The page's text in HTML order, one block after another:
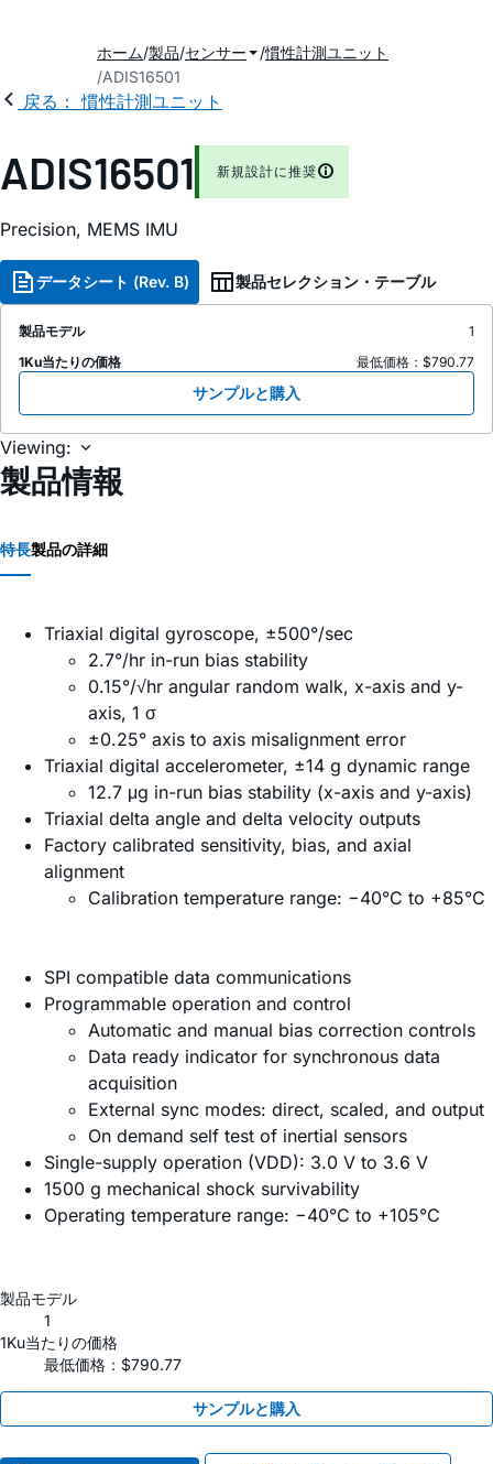
ホーム 製品 センサー
慣性計測ユニット
ADIS16501
戻る： 慣性計測ユニット
ADIS16501 新規設計に推奨
Precision, MEMS IMU
データシート (Rev. B) 製品セレクション・テーブル
製品モデル
1
1Ku当たりの価格
最低価格：$790.77
サンプルと購入
Viewing:
製品情報
特長製品の詳細
Triaxial digital gyroscope, ±500°/sec
2.7°/hr in-run bias stability
0.15°/√hr angular random walk, x-axis and y-
axis, 1 σ
±0.25° axis to axis misalignment error
Triaxial digital accelerometer, ±14 g dynamic range
12.7 μg in-run bias stability (x-axis and y-axis)
Triaxial delta angle and delta velocity outputs
Factory calibrated sensitivity, bias, and axial
alignment
Calibration temperature range: −40°C to +85°C
SPI compatible data communications
Programmable operation and control
Automatic and manual bias correction controls
Data ready indicator for synchronous data
acquisition
External sync modes: direct, scaled, and output
On demand self test of inertial sensors
Single-supply operation (VDD): 3.0 V to 3.6 V
1500 g mechanical shock survivability
Operating temperature range: −40°C to +105°C
製品モデル
1
1Ku当たりの価格
最低価格：$790.77
サンプルと購入